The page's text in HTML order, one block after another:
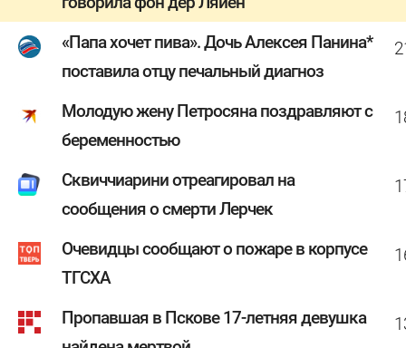
«Папа хочет пива». Дочь Алексея Панина*
поставила отцу печальный диагноз
Молодую жену Петросяна поздравляют с
беременностью
Сквиччиарини отреагировал на
сообщения о смерти Лерчек
Очевидцы сообщают о пожаре в корпусе
ТГСХА
Пропавшая в Пскове 17-летняя девушка